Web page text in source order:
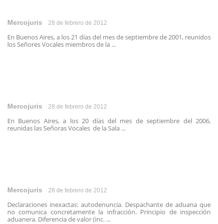
Mercojuris 28 de febrero de 2012
En Buenos Aires, a los 21 días del mes de septiembre de 2001, reunidos
los Señores Vocales miembros de la ...
Mercojuris 28 de febrero de 2012
En Buenos Aires, a los 20 días del mes de septiembre del 2006,
reunidas las Señoras Vocales de la Sala ...
Mercojuris 28 de febrero de 2012
Declaraciones inexactas: autodenuncia. Despachante de aduana que
no comunica concretamente la infracción. Principio de inspección
aduanera. Diferencia de valor (inc. ...